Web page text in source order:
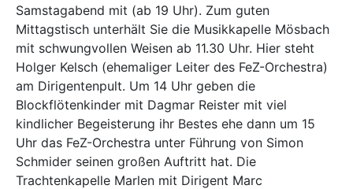
Samstagabend mit (ab 19 Uhr). Zum guten
Mittagstisch unterhält Sie die Musikkapelle Mösbach
mit schwungvollen Weisen ab 11.30 Uhr. Hier steht
Holger Kelsch (ehemaliger Leiter des FeZ-Orchestra)
am Dirigentenpult. Um 14 Uhr geben die
Blockflötenkinder mit Dagmar Reister mit viel
kindlicher Begeisterung ihr Bestes ehe dann um 15
Uhr das FeZ-Orchestra unter Führung von Simon
Schmider seinen großen Auftritt hat. Die
Trachtenkapelle Marlen mit Dirigent Marc